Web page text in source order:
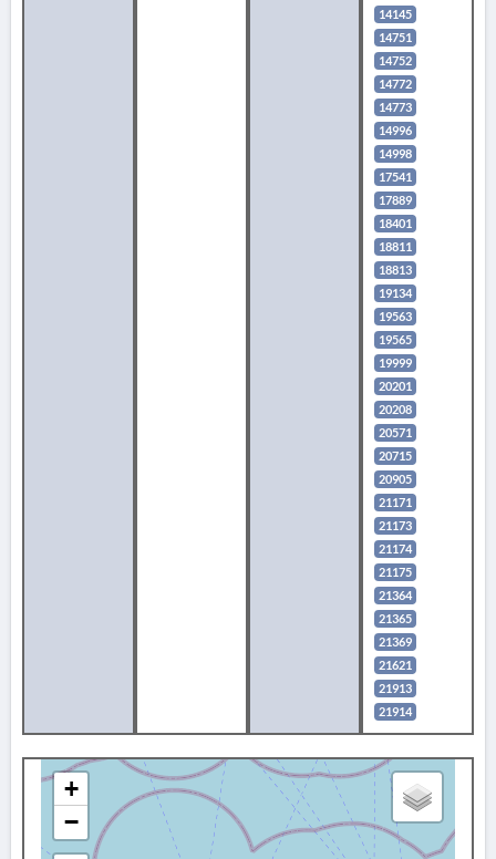
14145
14751
14752
14772
14773
14996
14998
17541
17889
18401
18811
18813
19134
19563
19565
19999
20201
20208
20571
20715
20905
21171
21173
21174
21175
21364
21365
21369
21621
21913
21914
+
−